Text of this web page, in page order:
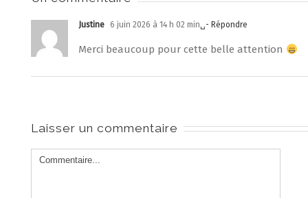
Justine 6 juin 2026 à 14 h 02 min␣- Répondre
Merci beaucoup pour cette belle attention
Laisser un commentaire
Comment